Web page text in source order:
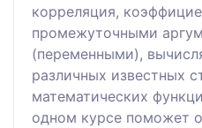
корреляция,
промежуточными
(переменными),
различных известных
математических
одном курсе поможет